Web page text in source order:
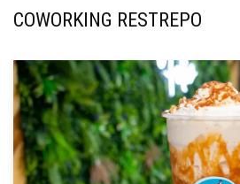
COWORKING RESTREPO